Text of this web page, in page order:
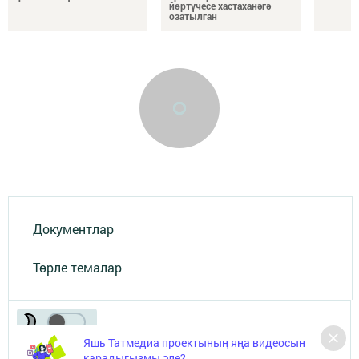
йөртүчесе хастаханәгә
озатылган
Документлар
Төрле темалар
Яшь Татмедиа проектының яңа видеосын